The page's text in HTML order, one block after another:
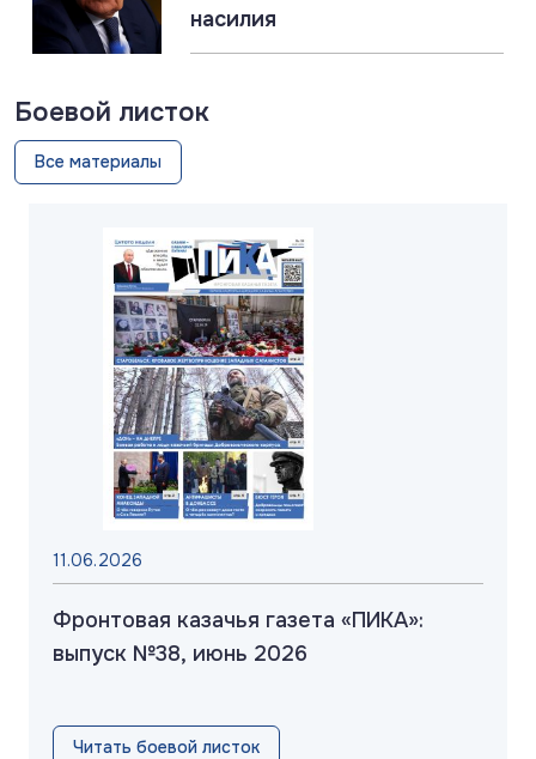
насилия
Боевой листок
Все материалы
11.06.2026
Фронтовая казачья газета «ПИКА»:
выпуск №38, июнь 2026
Читать боевой листок